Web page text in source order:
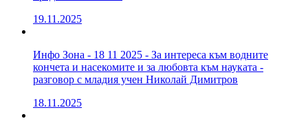
19.11.2025
Инфо Зона - 18 11 2025 - За интереса към водните
кончета и насекомите и за любовта към науката -
разговор с младия учен Николай Димитров
18.11.2025